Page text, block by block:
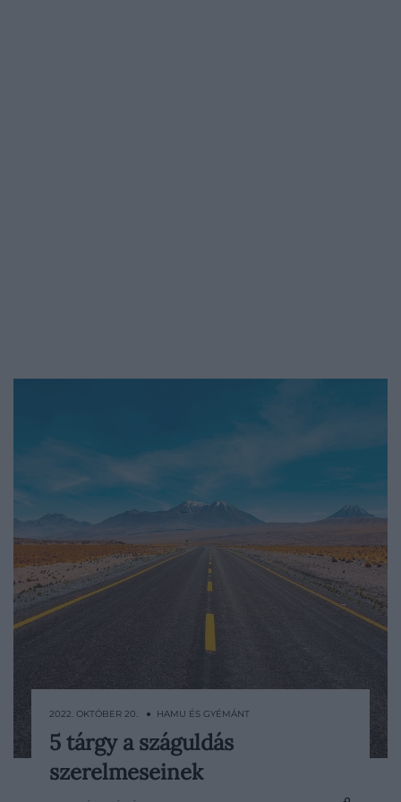
A későbbi fanatikusoknál már egész korán
kialakul az autók iránti fékezhetetlen
vonzalom, majd – sok esetben – társul
2022. OKTÓBER 20. ● HAMU ÉS GYÉMÁNT
5 tárgy a száguldás
szerelmeseinek